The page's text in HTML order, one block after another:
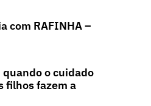
com RAFINHA –
quando o cuidado
filhos fazem a